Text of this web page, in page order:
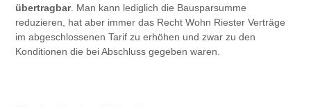
übertragbar. Man kann lediglich die Bausparsumme
reduzieren, hat aber immer das Recht Wohn Riester Verträge
im abgeschlossenen Tarif zu erhöhen und zwar zu den
Konditionen die bei Abschluss gegeben waren.